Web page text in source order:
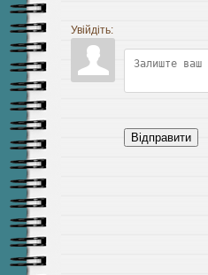
Увійдіть:
Відправити